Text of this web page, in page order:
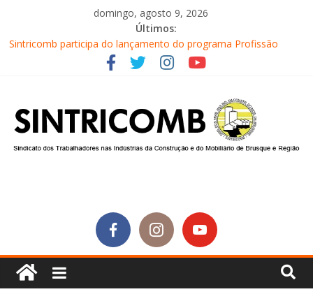
domingo, agosto 9, 2026
Últimos:
Sintricomb participa do lançamento do programa Profissão
Construir em Brusque
Equipe do SINTRICOMB realiza mais uma edição do Café na
Conselho Fiscal do SINTRICOMB realiza avaliação das contas do
sindicato
Diretores do SINTRICOMB são eleitos para a direção da Nova
Central Sindical de SC